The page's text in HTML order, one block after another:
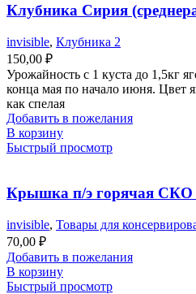
Клубника Сирия
invisible, Клубника 2
150,00 ₽
Урожайность с 1 куста до 1,5кг
конца мая по начало июня. Цвет
как спелая
Добавить в пожелания
В корзину
Быстрый просмотр
Крышка п/э горячая СКО
invisible, Товары для
70,00 ₽
Добавить в пожелания
В корзину
Быстрый просмотр